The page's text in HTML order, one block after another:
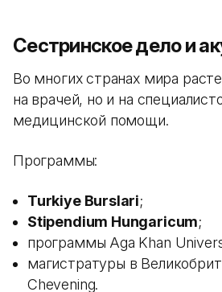
Сестринское дело и
Во многих странах мира
на врачей, но и на
медицинской помощи.
Программы:
Turkiye Burslari;
Stipendium Hungaricum;
программы Aga Khan
магистратуры в
Chevening.